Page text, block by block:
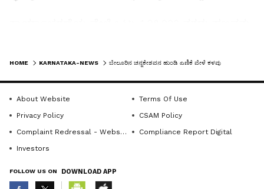
ಸಂಬಂಧಿಸಿದಂತೆ ಪ್ರಕರಣ ದಾಖಲಿಸಿಕೊಂಡಿರುವ ಪೊಲೀಸರು
ಸ್ಥಳೀಯರಲ್ಲಿ ಆತಂಕ ಉಂಟುಮಾಡಿದರೂ, ತ್ವರಿತವಾಗಿ
ಕಾರ್ಯನಿರ್ವಹಿಸಿದ ಪೊಲೀಸ್ ಸಿಬ್ಬಂದಿಯ ಕ್ರಮಕ್ಕೆ
ಸ್ಥಳಕ್ಕೆ ಆಗಮಿಸಿದ ತಹಸೀಲ್ದಾರ್ ಶ್ರೀಧರ್ ಕಂಕಣವಾಡಿ ಅಲ್ಲೇ
HOME KARNATAKA-NEWS ಬೇಲೂರಿನ ಚನ್ನಕೇಶವನ ಹುಂಡಿ ಎಣಿಕೆ ವೇಳೆ ಕಳವು
About Website
Terms Of Use
Privacy Policy
CSAM Policy
Complaint Redressal - Website
Compliance Report Digital
Investors
FOLLOW US ON DOWNLOAD APP